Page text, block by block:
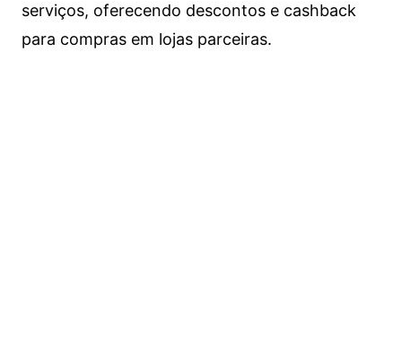
serviços, oferecendo descontos e cashback
para compras em lojas parceiras.